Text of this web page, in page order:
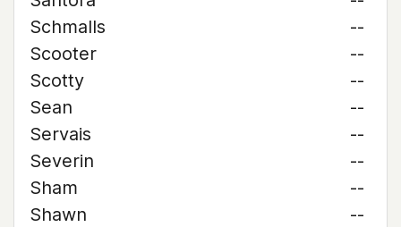
Schmalls
--
Scooter
--
Scotty
--
Sean
--
Servais
--
Severin
--
Sham
--
Shawn
--